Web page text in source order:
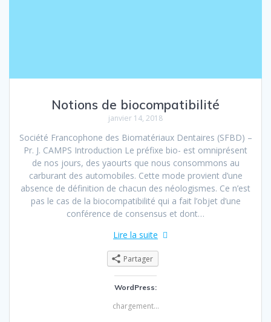
Notions de biocompatibilité
janvier 14, 2018
Société Francophone des Biomatériaux Dentaires (SFBD) –
Pr. J. CAMPS Introduction Le préfixe bio- est omniprésent
de nos jours, des yaourts que nous consommons au
carburant des automobiles. Cette mode provient d’une
absence de définition de chacun des néologismes. Ce n’est
pas le cas de la biocompatibilité qui a fait l’objet d’une
conférence de consensus et dont…
Lire la suite
Partager
WordPress:
chargement…